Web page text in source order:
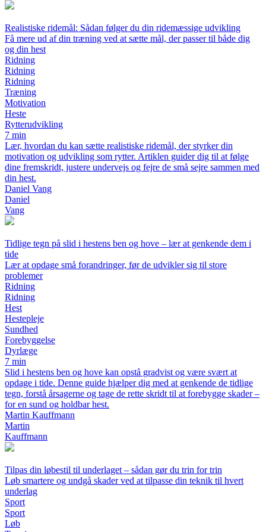
Realistiske ridemål: Sådan følger du din ridemæssige udvikling
Få mere ud af din træning ved at sætte mål, der passer til både dig
og din hest
Ridning
Ridning
Ridning
Træning
Motivation
Heste
Rytterudvikling
7 min
Lær, hvordan du kan sætte realistiske ridemål, der styrker din
motivation og udvikling som rytter. Artiklen guider dig til at følge
dine fremskridt, justere undervejs og fejre de små sejre sammen med
din hest.
Daniel Vang
Daniel
Vang
Tidlige tegn på slid i hestens ben og hove – lær at genkende dem i
tide
Lær at opdage små forandringer, før de udvikler sig til store
problemer
Ridning
Ridning
Hest
Hestepleje
Sundhed
Forebyggelse
Dyrlæge
7 min
Slid i hestens ben og hove kan opstå gradvist og være svært at
opdage i tide. Denne guide hjælper dig med at genkende de tidlige
tegn, forstå årsagerne og tage de rette skridt til at forebygge skader –
for en sund og holdbar hest.
Martin Kauffmann
Martin
Kauffmann
Tilpas din løbestil til underlaget – sådan gør du trin for trin
Løb smartere og undgå skader ved at tilpasse din teknik til hvert
underlag
Sport
Sport
Løb